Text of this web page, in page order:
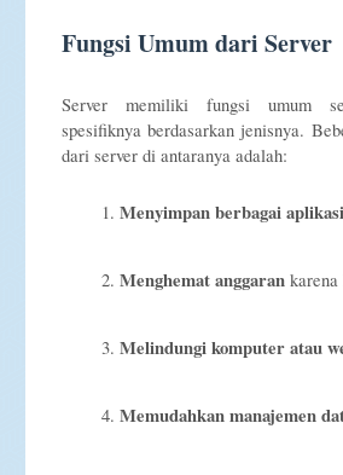
Fungsi Umum dari Server
Server memiliki fungsi umum
spesifiknya berdasarkan jenisnya.
dari server di antaranya adalah:
Menyimpan berbagai aplikasi
Menghemat anggaran karena
Melindungi komputer atau
Memudahkan manajemen